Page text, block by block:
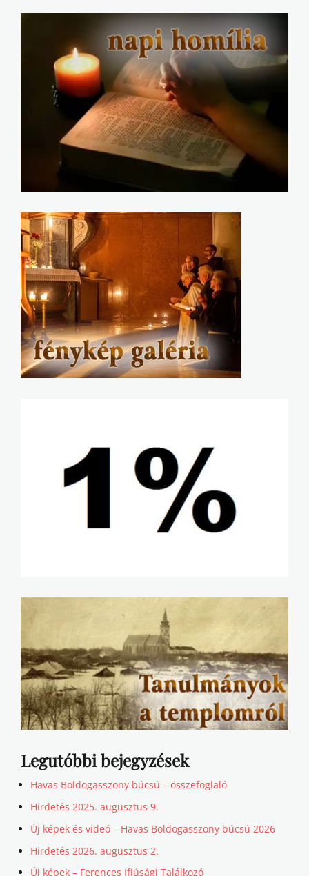
Legutóbbi bejegyzések
Havas Boldogasszony búcsú – összefoglaló
Hirdetés 2025. augusztus 9.
Új képek és videó – Havas Boldogasszony búcsú 2026
Hirdetés 2026. augusztus 2.
Új képek – Ferences Ifjúsági Találkozó